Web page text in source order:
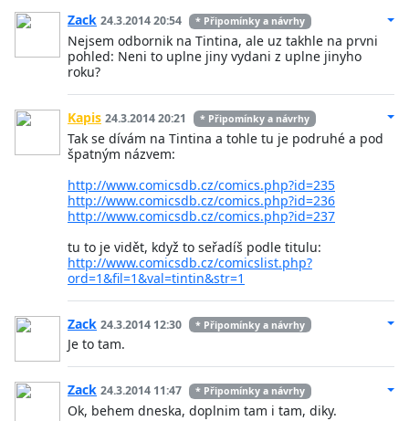
Zack 24.3.2014 20:54 * Připomínky a návrhy
Nejsem odbornik na Tintina, ale uz takhle na prvni
pohled: Neni to uplne jiny vydani z uplne jinyho
roku?
Kapis 24.3.2014 20:21 * Připomínky a návrhy
Tak se dívám na Tintina a tohle tu je podruhé a pod
špatným názvem:
http://www.comicsdb.cz/comics.php?id=235
http://www.comicsdb.cz/comics.php?id=236
http://www.comicsdb.cz/comics.php?id=237
tu to je vidět, když to seřadíš podle titulu:
http://www.comicsdb.cz/comicslist.php?
ord=1&fil=1&val=tintin&str=1
Zack 24.3.2014 12:30 * Připomínky a návrhy
Je to tam.
Zack 24.3.2014 11:47 * Připomínky a návrhy
Ok, behem dneska, doplnim tam i tam, diky.